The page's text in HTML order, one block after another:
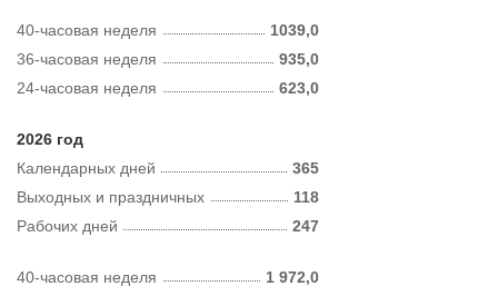
40-часовая неделя
1039,0
36-часовая неделя
935,0
24-часовая неделя
623,0
2026 год
Календарных дней
365
Рабочих дней 247
Выходных и праздничных 118
40-часовая неделя
1 972,0